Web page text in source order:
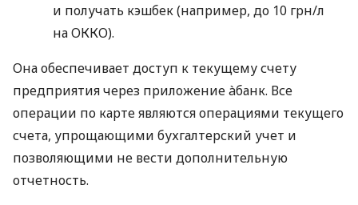
и получать кэшбек (например, до 10 грн/л
на ОККО).
Она обеспечивает доступ к текущему счету
предприятия через приложение àбанк. Все
операции по карте являются операциями текущего
счета, упрощающими бухгалтерский учет и
позволяющими не вести дополнительную
отчетность.